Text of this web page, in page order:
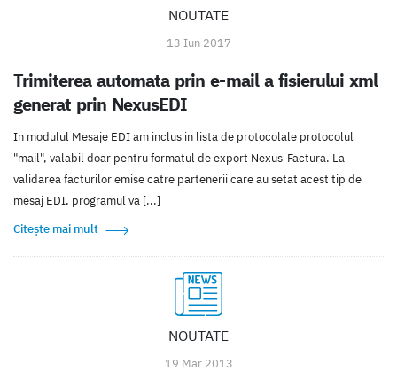
NOUTATE
13 Iun 2017
Trimiterea automata prin e-mail a fisierului xml
generat prin NexusEDI
In modulul Mesaje EDI am inclus in lista de protocolale protocolul
"mail", valabil doar pentru formatul de export Nexus-Factura. La
validarea facturilor emise catre partenerii care au setat acest tip de
mesaj EDI, programul va [...]
Citește mai mult
NOUTATE
19 Mar 2013